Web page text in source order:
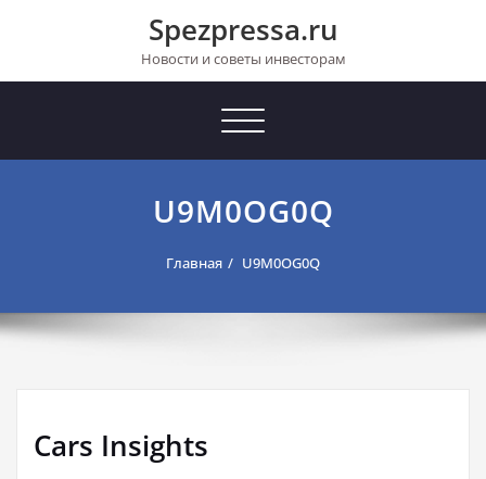
Spezpressa.ru
Новости и советы инвесторам
Toggle
U9M0OG0Q
Главная U9M0OG0Q
Cars Insights